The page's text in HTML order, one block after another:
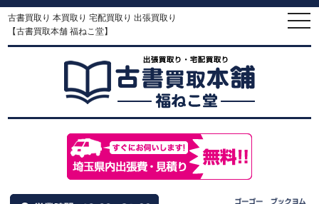
古書買取り 本買取り 宅配買取り 出張買取り
【古書買取本舗 福ねこ堂】